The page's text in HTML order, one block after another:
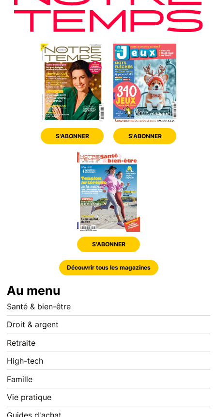
S'ABONNER S'ABONNER
S'ABONNER
Découvrir tous les magazines
Au menu
Santé & bien-être
Droit & argent
Retraite
High-tech
Famille
Vie pratique